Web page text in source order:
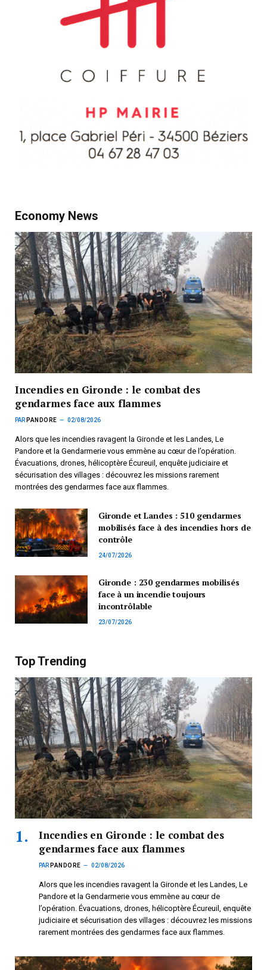
Economy News
Incendies en Gironde : le combat des
gendarmes face aux flammes
PAR PANDORE 02/08/2026
Alors que les incendies ravagent la Gironde et les Landes, Le
Pandore et la Gendarmerie vous emmène au cœur de l’opération.
Évacuations, drones, hélicoptère Écureuil, enquête judiciaire et
sécurisation des villages : découvrez les missions rarement
montrées des gendarmes face aux flammes.
Gironde et Landes : 510 gendarmes
mobilisés face à des incendies hors de
contrôle
24/07/2026
Gironde : 230 gendarmes mobilisés
face à un incendie toujours
incontrôlable
23/07/2026
Top Trending
Incendies en Gironde : le combat des
gendarmes face aux flammes
PAR PANDORE 02/08/2026
Alors que les incendies ravagent la Gironde et les Landes, Le
Pandore et la Gendarmerie vous emmène au cœur de
l’opération. Évacuations, drones, hélicoptère Écureuil, enquête
judiciaire et sécurisation des villages : découvrez les missions
rarement montrées des gendarmes face aux flammes.